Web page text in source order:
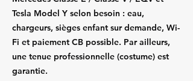
Tesla Model Y selon besoin : eau,
chargeurs, sièges enfant sur demande, Wi-
Fi et paiement CB possible. Par ailleurs,
une tenue professionnelle (costume) est
garantie.